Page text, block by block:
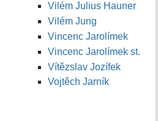
Vilém Julius Hauner
Vilém Jung
Vincenc Jarolímek
Vincenc Jarolímek st.
Vítězslav Jozífek
Vojtěch Jarník